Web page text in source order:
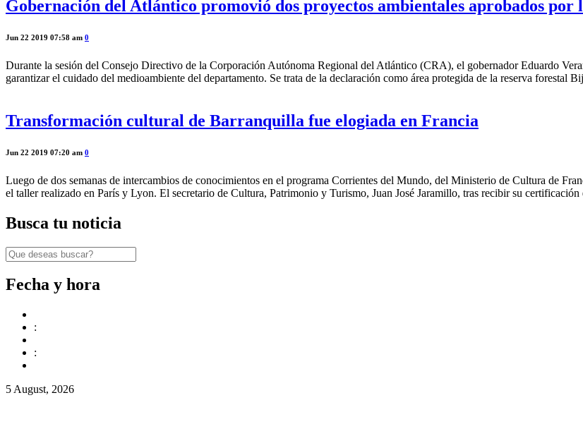
Gobernación del Atlántico promovió dos proyectos ambientales aprobados por
Jun 22 2019 07:58 am 0
Durante la sesión del Consejo Directivo de la Corporación Autónoma Regional del Atlántico (CRA), el gobernador Eduardo
garantizar el cuidado del medioambiente del departamento. Se trata de la declaración como área protegida de la reserva forestal
Transformación cultural de Barranquilla fue elogiada en Francia
Jun 22 2019 07:20 am 0
Luego de dos semanas de intercambios de conocimientos en el programa Corrientes del Mundo, del Ministerio de Cultura de
el taller realizado en París y Lyon. El secretario de Cultura, Patrimonio y Turismo, Juan José Jaramillo, tras recibir su
Busca tu noticia
Fecha y hora
:
:
5 August, 2026